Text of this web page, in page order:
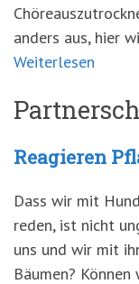
anders aus, hier
Weiterlesen
Reagieren
Dass wir mit
reden, ist nicht
uns und wir mit
Bäumen?